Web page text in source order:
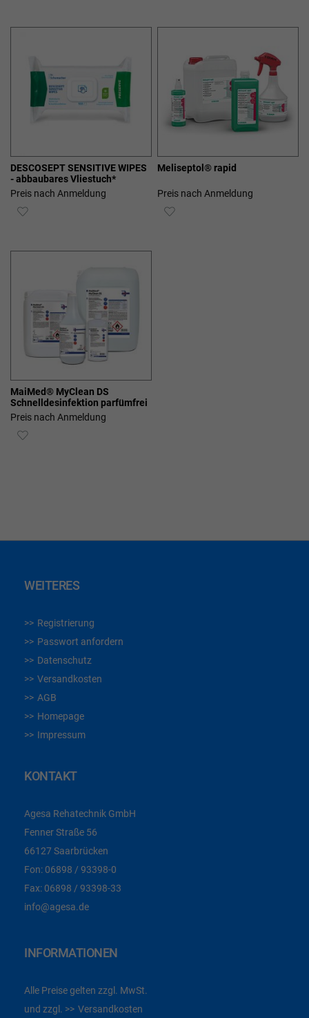
DESCOSEPT SENSITIVE WIPES
- abbaubares Vliestuch*
Preis nach Anmeldung
ZUR
Meliseptol® rapid
Preis nach Anmeldung
ZUR
MaiMed® MyClean DS
Schnelldesinfektion parfümfrei
Preis nach Anmeldung
ZUR
WEITERES
Registrierung
Passwort anfordern
Datenschutz
Versandkosten
AGB
Homepage
Impressum
KONTAKT
Agesa Rehatechnik GmbH
Fenner Straße 56
66127 Saarbrücken
Fon: 06898 / 93398-0
Fax: 06898 / 93398-33
info@agesa.de
INFORMATIONEN
Alle Preise gelten zzgl. MwSt.
und zzgl.
Versandkosten